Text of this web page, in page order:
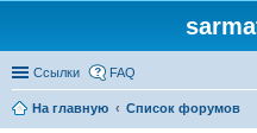
Ссылки FAQ
На главную Список форумов